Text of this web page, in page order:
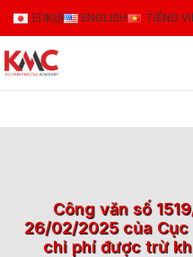
日本語 ENGLISH TIẾNG
Công văn số
26/02/2025 của Cục
chi phí được trừ